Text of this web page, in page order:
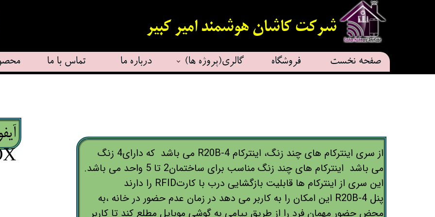
شرکت کاشان هوشمند امیر کبیر
صفحه نخست فروشگاه گالری(پروژه ها) درباره ما تماس با ما
قفل
از سری اینترکام های چند زنگ، اینترکام R20B-4 می باشد که دارای4 زنگ
می باشد اینترکام های چند زنگ مناسب برای ساختمان2 تا 5 واحد می باشد.
این سری از اینترکام ها قابلیت بازگشایی درب با کارتRFID را دارند
پنل R20B-4 این امکان را به کاربر می دهد در زمان عدم حضور در خانه ،به
محض حضور مهمان فرد را از طریق پیامی به گوشی موبایل مطلع کند تا کاربر